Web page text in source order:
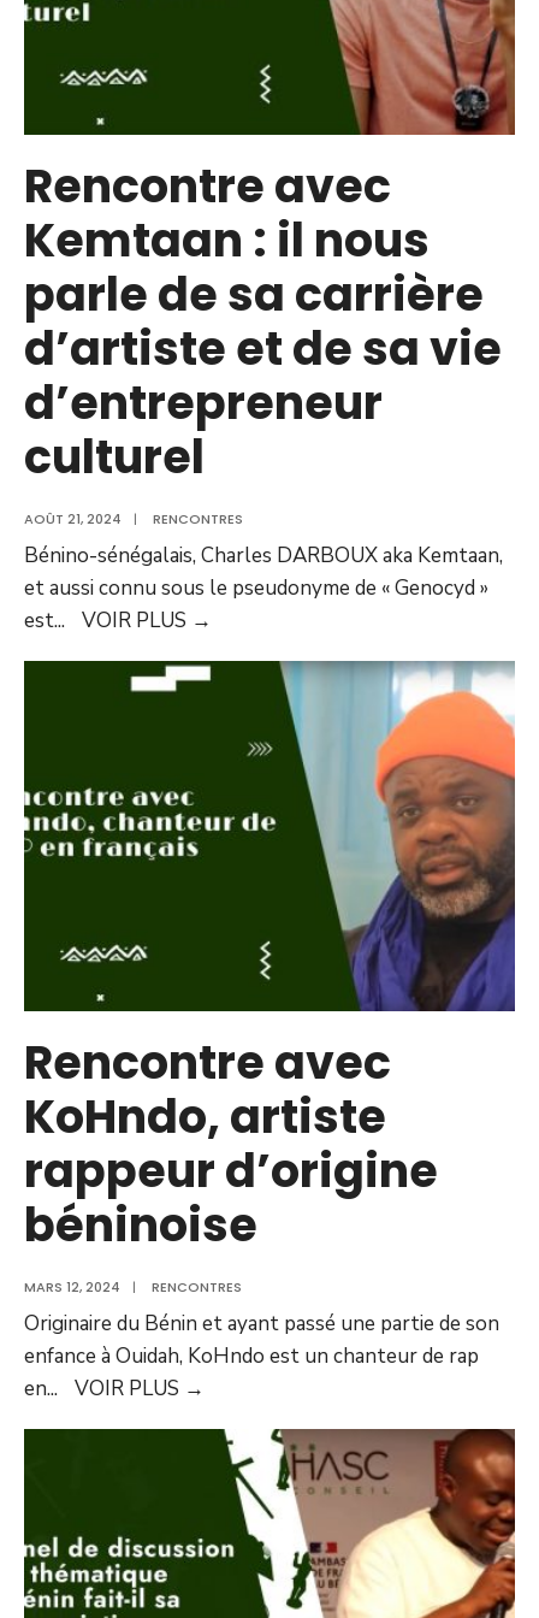
Rencontre avec
Kemtaan : il nous
parle de sa carrière
d’artiste et de sa vie
d’entrepreneur
culturel
AOÛT 21, 2024 | RENCONTRES
Bénino-sénégalais, Charles DARBOUX aka Kemtaan,
et aussi connu sous le pseudonyme de « Genocyd »
est... VOIR PLUS →
Rencontre avec
KoHndo, artiste
rappeur d’origine
béninoise
MARS 12, 2024 | RENCONTRES
Originaire du Bénin et ayant passé une partie de son
enfance à Ouidah, KoHndo est un chanteur de rap
en... VOIR PLUS →